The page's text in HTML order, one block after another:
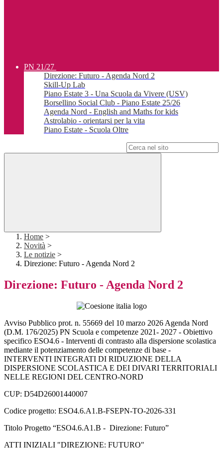
PN 21/27
Direzione: Futuro - Agenda Nord 2
Skill-Up Lab
Piano Estate 3 - Una Scuola da Vivere (USV)
Borsellino Social Club - Piano Estate 25/26
Agenda Nord - English and Maths for kids
Astrolabio - orientarsi per la vita
Piano Estate - Scuola Oltre
Home >
Novità >
Le notizie >
Direzione: Futuro - Agenda Nord 2
Direzione: Futuro - Agenda Nord 2
Avviso Pubblico prot. n. 55669 del 10 marzo 2026 Agenda Nord
(D.M. 176/2025) PN Scuola e competenze 2021- 2027 - Obiettivo
specifico ESO4.6 - Interventi di contrasto alla dispersione scolastica
mediante il potenziamento delle competenze di base -
INTERVENTI INTEGRATI DI RIDUZIONE DELLA
DISPERSIONE SCOLASTICA E DEI DIVARI TERRITORIALI
NELLE REGIONI DEL CENTRO-NORD
CUP: D54D26001440007
Codice progetto: ESO4.6.A1.B-FSEPN-TO-2026-331
Titolo Progetto “ESO4.6.A1.B - Direzione: Futuro”
ATTI INIZIALI "DIREZIONE: FUTURO"